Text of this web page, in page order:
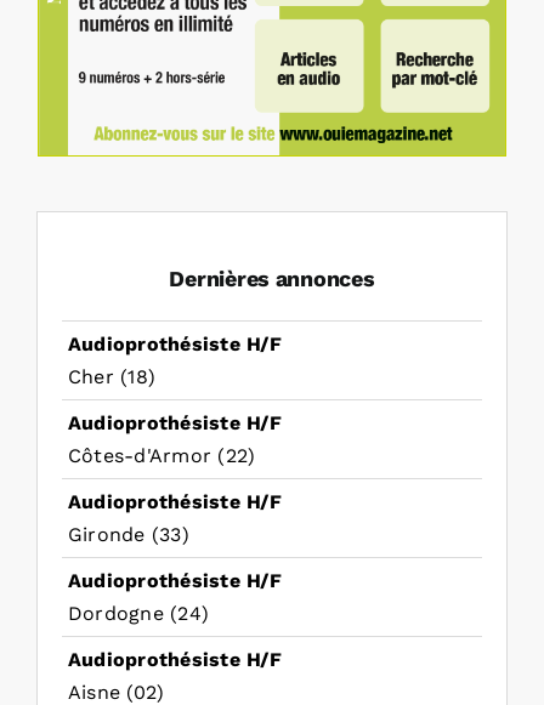
Dernières annonces
Audioprothésiste H/F
Cher (18)
Audioprothésiste H/F
Côtes-d'Armor (22)
Audioprothésiste H/F
Gironde (33)
Audioprothésiste H/F
Dordogne (24)
Audioprothésiste H/F
Aisne (02)